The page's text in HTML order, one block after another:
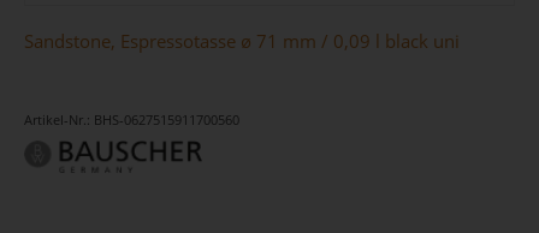
Sandstone, Espressotasse ø 71 mm / 0,09 l black uni
Artikel-Nr.: BHS-0627515911700560